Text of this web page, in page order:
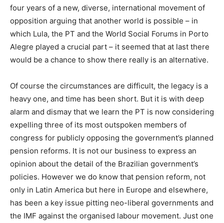
four years of a new, diverse, international movement of
opposition arguing that another world is possible – in
which Lula, the PT and the World Social Forums in Porto
Alegre played a crucial part – it seemed that at last there
would be a chance to show there really is an alternative.
Of course the circumstances are difficult, the legacy is a
heavy one, and time has been short. But it is with deep
alarm and dismay that we learn the PT is now considering
expelling three of its most outspoken members of
congress for publicly opposing the government’s planned
pension reforms. It is not our business to express an
opinion about the detail of the Brazilian government’s
policies. However we do know that pension reform, not
only in Latin America but here in Europe and elsewhere,
has been a key issue pitting neo-liberal governments and
the IMF against the organised labour movement. Just one